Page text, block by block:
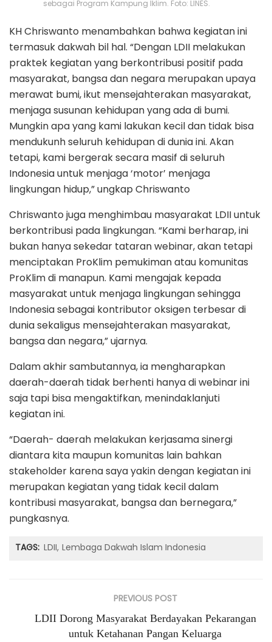
sebagai Program Kampung Iklim. Foto: LINES.
KH Chriswanto menambahkan bahwa kegiatan ini
termasuk dakwah bil hal. “Dengan LDII melakukan
praktek kegiatan yang berkontribusi positif pada
masyarakat, bangsa dan negara merupakan upaya
merawat bumi, ikut mensejahterakan masyarakat,
menjaga susunan kehidupan yang ada di bumi.
Mungkin apa yang kami lakukan kecil dan tidak bisa
mendukunh seluruh kehidupan di dunia ini. Akan
tetapi, kami bergerak secara masif di seluruh
Indonesia untuk menjaga ‘motor’ menjaga
lingkungan hidup,” ungkap Chriswanto
Chriswanto juga menghimbau masyarakat LDII untuk
berkontribusi pada lingkungan. “Kami berharap, ini
bukan hanya sekedar tataran webinar, akan tetapi
menciptakan ProKlim pemukiman atau komunitas
ProKlim di manapun. Kami mengajak kepada
masyarakat untuk menjaga lingkungan sehingga
Indonesia sebagai kontributor oksigen terbesar di
dunia sekaligus mensejahterakan masyarakat,
bangsa dan negara,” ujarnya.
Dalam akhir sambutannya, ia mengharapkan
daerah-daerah tidak berhenti hanya di webinar ini
saja tapi bisa mengaktifkan, menindaklanjuti
kegiatan ini.
“Daerah- daerah melakukan kerjasama sinergi
diantara kita maupun komunitas lain bahkan
stakeholder karena saya yakin dengan kegiatan ini
merupakan kegiatan yang tidak kecil dalam
kontribusi masyarakat, bangsa dan bernegara,”
pungkasnya.
TAGS: LDII Lembaga Dakwah Islam Indonesia
PREVIOUS POST
LDII Dorong Masyarakat Berdayakan Pekarangan
untuk Ketahanan Pangan Keluarga